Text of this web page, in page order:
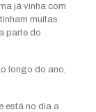
já vinha com
muitas
parte do
longo do ano,
está no dia a